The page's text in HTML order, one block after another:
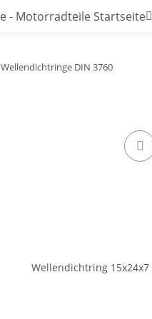
Wellendichtringe DIN 3760